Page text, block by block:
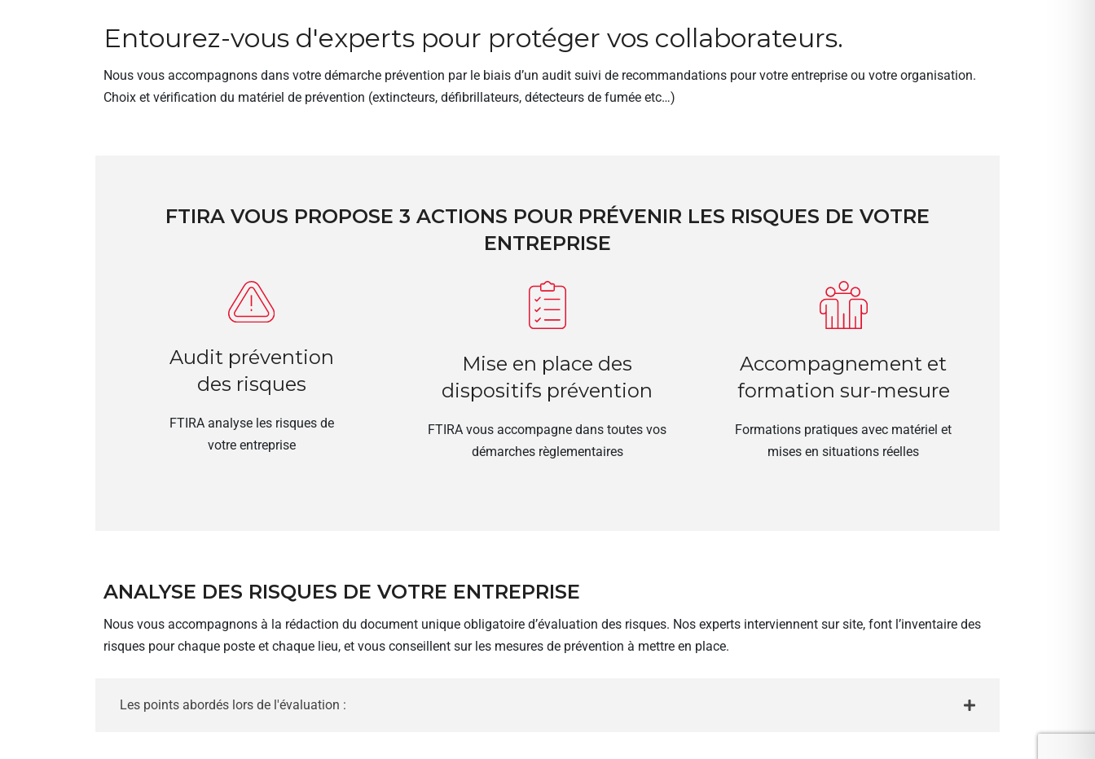
Entourez-vous d'experts pour protéger vos collaborateurs.
Nous vous accompagnons dans votre démarche prévention par le biais d’un audit suivi de recommandations pour votre entreprise ou votre organisation.
Choix et vérification du matériel de prévention (extincteurs, défibrillateurs, détecteurs de fumée etc…)
FTIRA VOUS PROPOSE 3 ACTIONS POUR PRÉVENIR LES RISQUES DE VOTRE
ENTREPRISE
Audit prévention
des risques
FTIRA analyse les risques de
votre entreprise
Mise en place des
dispositifs prévention
FTIRA vous accompagne dans toutes vos
démarches règlementaires
Accompagnement et
formation sur-mesure
Formations pratiques avec matériel et
mises en situations réelles
ANALYSE DES RISQUES DE VOTRE ENTREPRISE
Nous vous accompagnons à la rédaction du document unique obligatoire d’évaluation des risques. Nos experts interviennent sur site, font l’inventaire des
risques pour chaque poste et chaque lieu, et vous conseillent sur les mesures de prévention à mettre en place.
Les points abordés lors de l'évaluation :